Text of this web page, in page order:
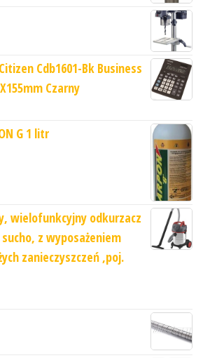
Cdb1601-Bk Business
Czarny
G 1 litr
wielofunkcyjny odkurzacz
z wyposażeniem
zanieczyszczeń ,poj.